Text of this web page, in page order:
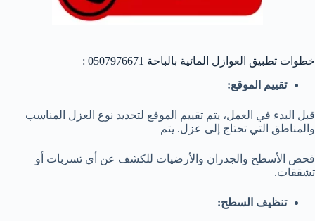
خطوات تطبيق العوازل المائية بالباحة 0507976671 :
تقييم الموقع:
قبل البدء في العمل، يتم تقييم الموقع لتحديد نوع العزل المناسب
والمناطق التي تحتاج إلى عزل. يتم
فحص الأسطح والجدران والأرضيات للكشف عن أي تسربات أو
تشققات.
تنظيف السطح: